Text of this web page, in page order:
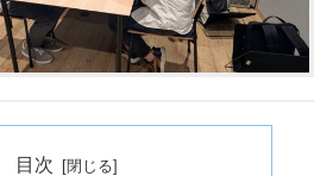
目次